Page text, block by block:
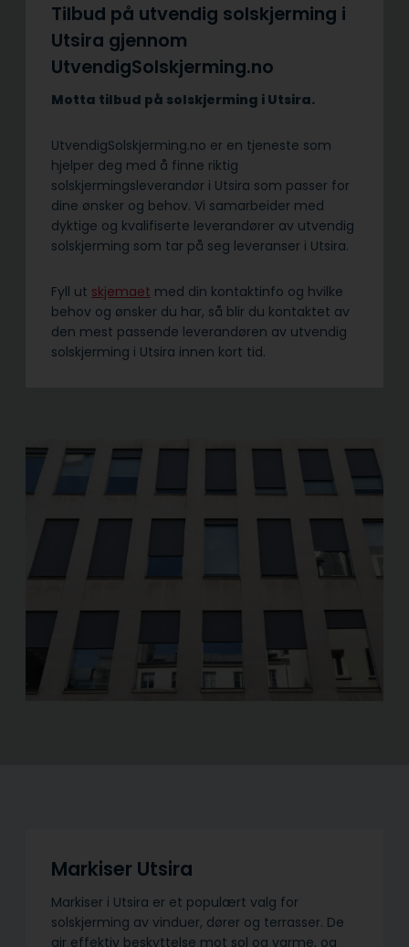
Tilbud på utvendig solskjerming i
Utsira gjennom
UtvendigSolskjerming.no
Motta tilbud på solskjerming i Utsira.
UtvendigSolskjerming.no er en tjeneste som
hjelper deg med å finne riktig
solskjermingsleverandør i Utsira som passer for
dine ønsker og behov. Vi samarbeider med
dyktige og kvalifiserte leverandører av utvendig
solskjerming som tar på seg leveranser i Utsira.
Fyll ut skjemaet med din kontaktinfo og hvilke
behov og ønsker du har, så blir du kontaktet av
den mest passende leverandøren av utvendig
solskjerming i Utsira innen kort tid.
Markiser Utsira
Markiser i Utsira er et populært valg for
solskjerming av vinduer, dører og terrasser. De
gir effektiv beskyttelse mot sol og varme, og